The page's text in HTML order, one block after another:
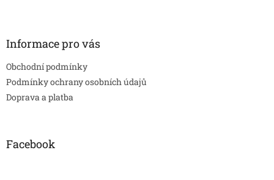
Informace pro vás
Obchodní podmínky
Podmínky ochrany osobních údajů
Doprava a platba
Facebook